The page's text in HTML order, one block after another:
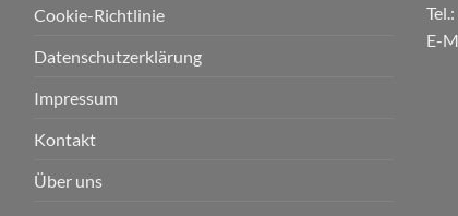
Cookie-Richtlinie
Datenschutzerklärung
Impressum
Kontakt
Über uns
E-